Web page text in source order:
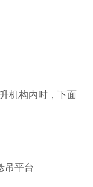
机构内时，下面
吊平台